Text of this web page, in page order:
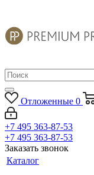
Отложенные 0
+7 495 363-87-53
+7 495 363-87-53
Заказать звонок
Каталог